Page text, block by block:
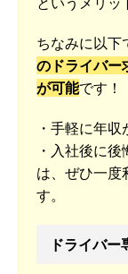
ちなみに以下
のドライバー
が可能です！
・手軽に年
・入社後に
は、ぜひ一度
す。
ドライバー